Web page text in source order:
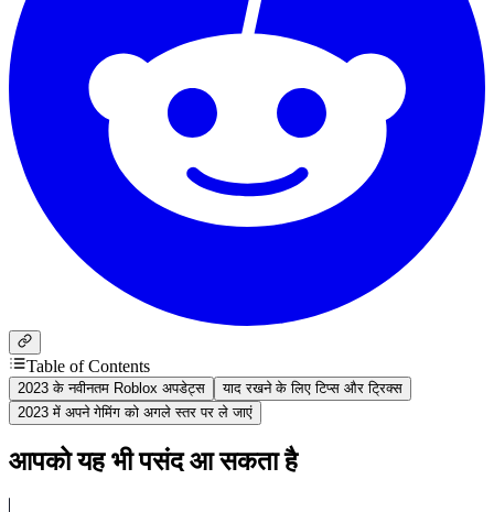
Table of Contents
2023 के नवीनतम Roblox अपडेट्स
याद रखने के लिए टिप्स और ट्रिक्स
2023 में अपने गेमिंग को अगले स्तर पर ले जाएं
आपको यह भी पसंद आ सकता है